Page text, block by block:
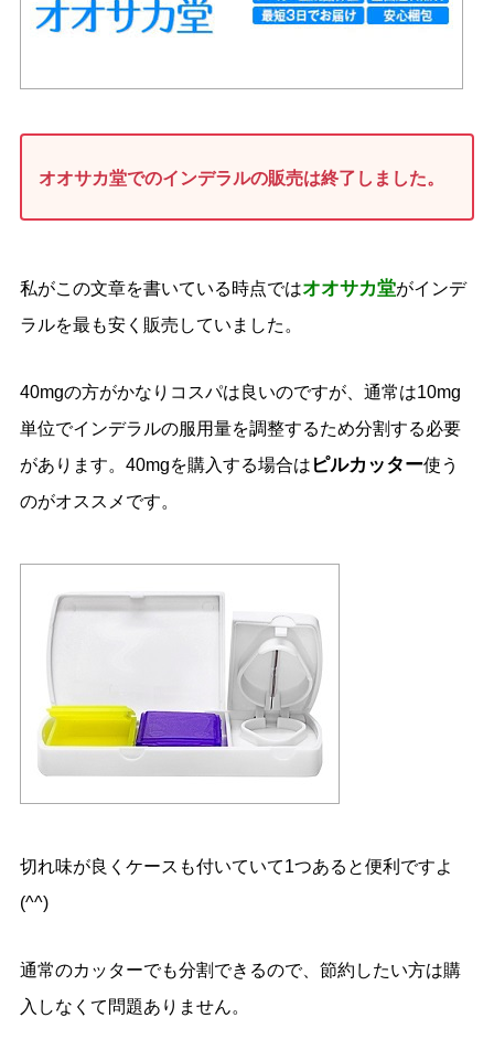
オオサカ堂でのインデラルの販売は終了しました。
私がこの文章を書いている時点ではオオサカ堂がインデ
ラルを最も安く販売していました。
40mgの方がかなりコスパは良いのですが、通常は10mg
単位でインデラルの服用量を調整するため分割する必要
があります。40mgを購入する場合は ピルカッター使う
のがオススメです。
切れ味が良くケースも付いていて1つあると便利ですよ
(^^)
通常のカッターでも分割できるので、節約したい方は購
入しなくて問題ありません。